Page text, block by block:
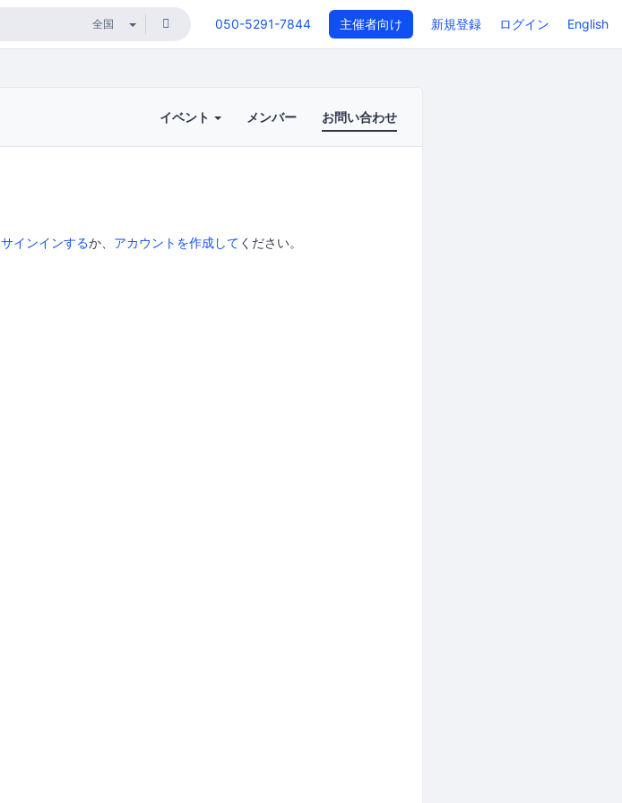
050-5291-7844 主催者向け 新規登録 ログイン English
イベント メンバー お問い合わせ
サインインするか、 アカウントを作成して ください。